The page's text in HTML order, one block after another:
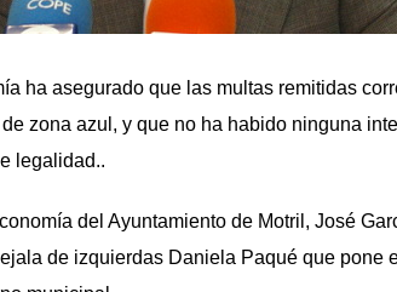
ha asegurado que las multas remitidas
zona azul, y que no ha habido ninguna
legalidad..
del Ayuntamiento de Motril, José
de izquierdas Daniela Paqué que pone